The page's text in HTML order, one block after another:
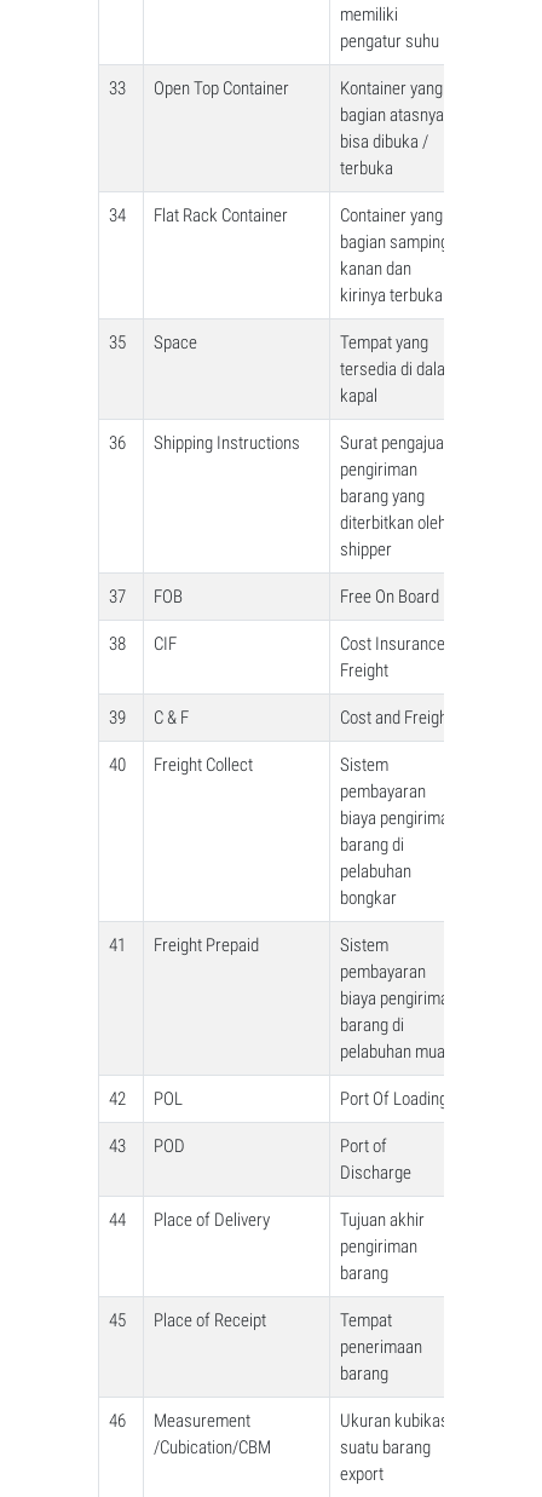
memiliki
pengatur suhu
33 Open Top Container
Kontainer yang
bagian atasnya
bisa dibuka /
terbuka
34 Flat Rack Container
Container yang
bagian samping
kanan dan
kirinya terbuka
35 Space
Tempat yang
tersedia di dalam
kapal
36 Shipping Instructions
Surat pengajuan
pengiriman
barang yang
diterbitkan oleh
shipper
37 FOB Free On Board
38 CIF
Cost Insurance &
Freight
39 C & F Cost and Freight
40 Freight Collect
Sistem
pembayaran
biaya pengiriman
barang di
pelabuhan
bongkar
41 Freight Prepaid
Sistem
pembayaran
biaya pengiriman
barang di
pelabuhan muat
42 POL Port Of Loading
43 POD
Port of
Discharge
44 Place of Delivery
Tujuan akhir
pengiriman
barang
45 Place of Receipt
Tempat
penerimaan
barang
46
Measurement
/Cubication/CBM
Ukuran kubikasi
suatu barang
export